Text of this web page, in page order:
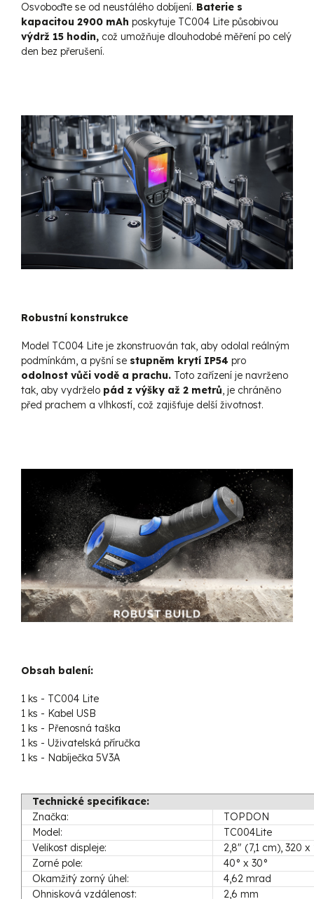
Osvoboďte se od neustálého dobíjení. Baterie s
kapacitou 2900 mAh poskytuje TC004 Lite působivou
výdrž 15 hodin, což umožňuje dlouhodobé měření po celý
den bez přerušení.
Robustní konstrukce
Model TC004 Lite je zkonstruován tak, aby odolal reálným
podmínkám, a pyšní se stupněm krytí IP54 pro
odolnost vůči vodě a prachu. Toto zařízení je navrženo
tak, aby vydrželo pád z výšky až 2 metrů, je chráněno
před prachem a vlhkostí, což zajišťuje delší životnost.
Obsah balení:
1 ks - TC004 Lite
1 ks - Kabel USB
1 ks - Přenosná taška
1 ks - Uživatelská příručka
1 ks - Nabíječka 5V3A
Technické specifikace:
Značka:
TOPDON
Model:
TC004Lite
Velikost displeje:
2,8" (7,1 cm), 320
Zorné pole:
40° x 30°
Okamžitý zorný úhel:
4,62 mrad
Ohnisková vzdálenost:
2,6 mm